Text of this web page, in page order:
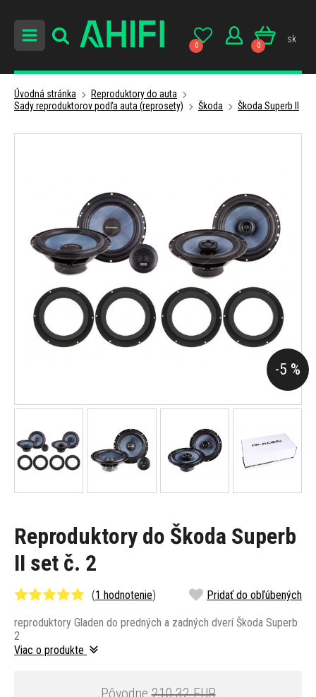
0 0
sk
Úvodná stránka
Reproduktory do auta
Sady reproduktorov podľa auta (reprosety)
Škoda Škoda Superb II
Reproduktory do Škoda Superb
II set č. 2
(1 hodnotenie) Pridať do obľúbených
reproduktory Gladen do predných a zadných dverí Škoda Superb
2
Viac o produkte
Pôvodne210,32 EUR
-5 %